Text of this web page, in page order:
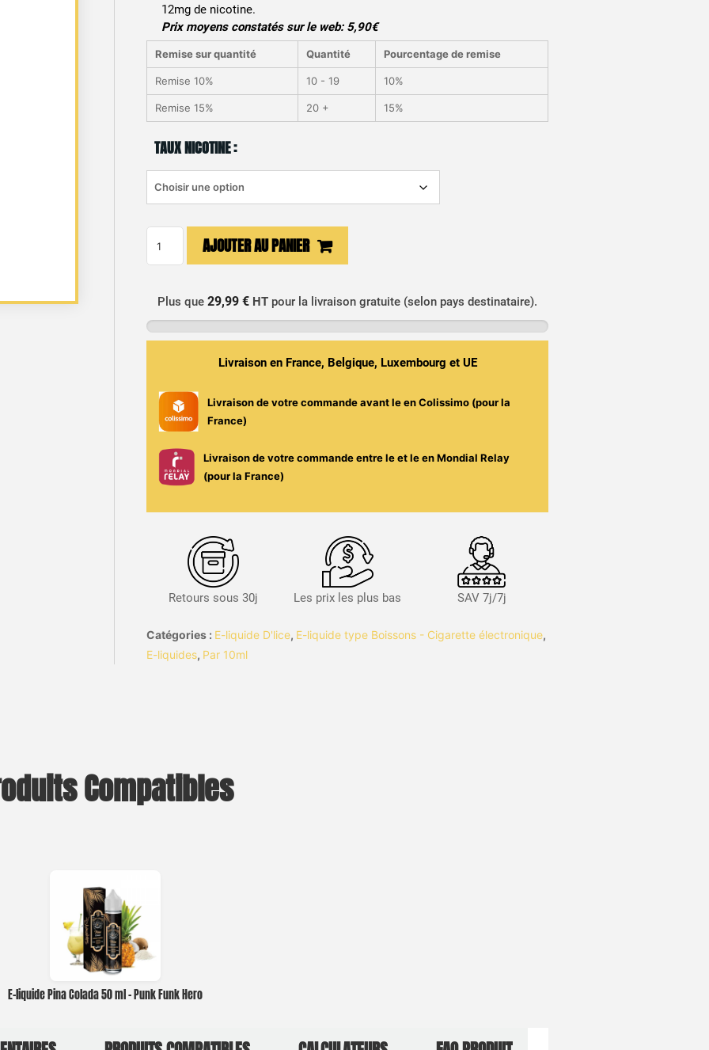
4,90 €.4,90 €.
12mg de nicotine.
Prix moyens constatés sur le web: 5,90€
Remise sur quantité Quantité Pourcentage de remise
Remise 10% 10 - 19 10%
Remise 15% 20 + 15%
TAUX NICOTINE :
liquide
Colada
D'lice
AJOUTER AU PANIER
Plus que29,99 € HT pour la livraison gratuite (selon pays destinataire).
Livraison en France, Belgique, Luxembourg et UE
Livraison de votre commande avant leen Colissimo (pour la
France)
Livraison de votre commande entre leet leen Mondial Relay
(pour la France)
Retours sous 30j Les prix les plus bas SAV 7j/7j
Catégories : E-liquide D'lice, E-liquide type Boissons - Cigarette électronique,
E-liquides, Par 10ml
Compatibles
E-liquide Pina Colada 50 ml – Punk Funk Hero